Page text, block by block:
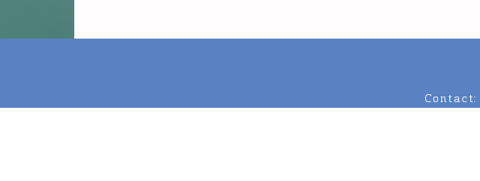
Contact: